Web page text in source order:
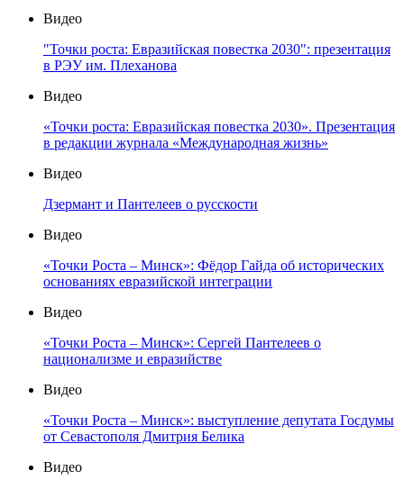
Видео
"Точки роста: Евразийская повестка 2030": презентация
в РЭУ им. Плеханова
Видео
«Точки роста: Евразийская повестка 2030». Презентация
в редакции журнала «Международная жизнь»
Видео
Дзермант и Пантелеев о русскости
Видео
«Точки Роста – Минск»: Фёдор Гайда об исторических
основаниях евразийской интеграции
Видео
«Точки Роста – Минск»: Сергей Пантелеев о
национализме и евразийстве
Видео
«Точки Роста – Минск»: выступление депутата Госдумы
от Севастополя Дмитрия Белика
Видео